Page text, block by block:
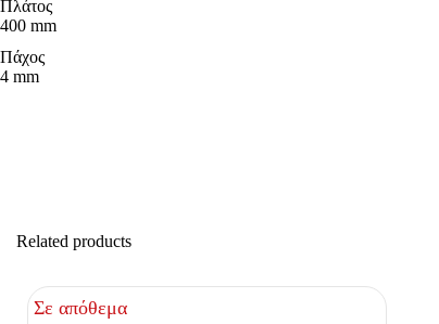
Πλάτος
400 mm
Πάχος
4 mm
Related products
Σε απόθεμα